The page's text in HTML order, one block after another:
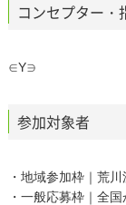
コンセプター・
∈Y∋
参加対象者
・地域参加枠｜荒
・一般応募枠｜全